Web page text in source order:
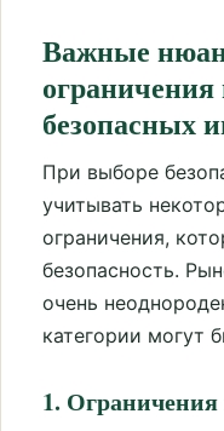
Важные
безопасных
При выборе
учитывать
ограничения,
безопасность.
очень
категории могут
1. Ограничения